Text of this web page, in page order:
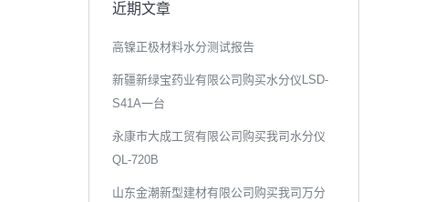
近期文章
高镍正极材料水分测试报告
新疆新绿宝药业有限公司购买水分仪LSD-
S41A一台
永康市大成工贸有限公司购买我司水分仪
QL-720B
山东金潮新型建材有限公司购买我司万分